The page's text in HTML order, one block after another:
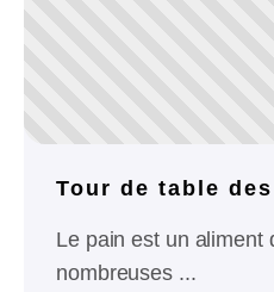
Tour de table
Le pain est un aliment
nombreuses ...